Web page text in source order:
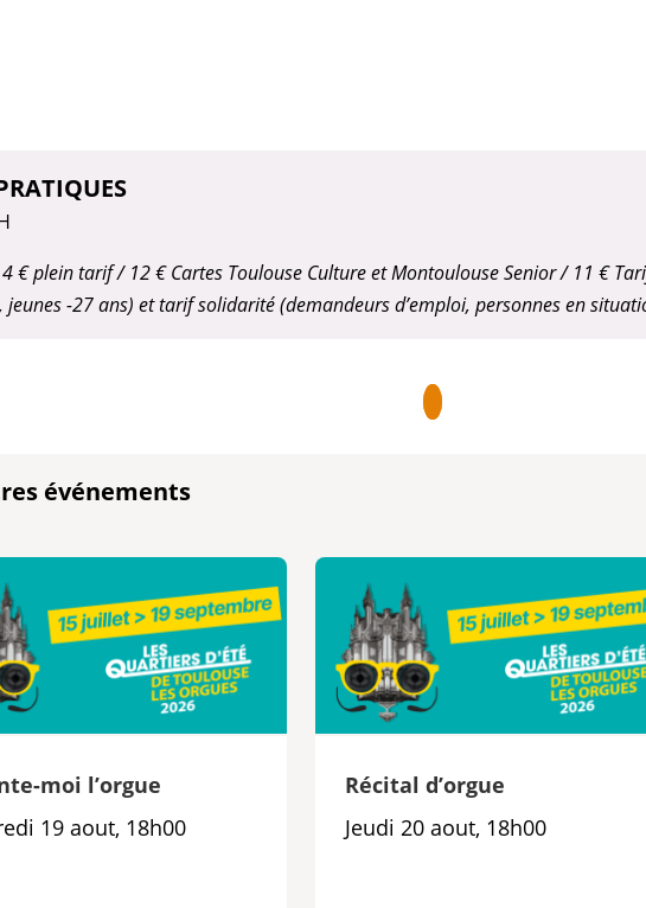
€ plein tarif / 12 € Cartes Toulouse Culture et Montoulouse Senior / 11 €
jeunes -27 ans) et tarif solidarité (demandeurs d’emploi, personnes en
événements
moi l’orgue
19 aout, 18h00
Récital d’orgue
Jeudi 20 aout, 18h00